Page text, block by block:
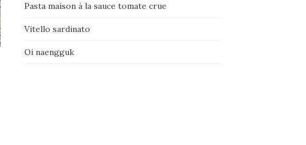
Pasta maison à la sauce tomate crue
Vitello sardinato
Oi naengguk